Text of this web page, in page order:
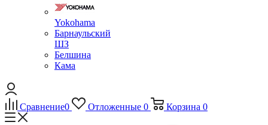
Yokohama
Барнаульский
ШЗ
Белшина
Кама
Сравнение0 Отложенные 0 Корзина 0